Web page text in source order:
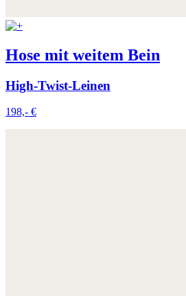
Hose mit weitem Bein
High-Twist-Leinen
198,- €